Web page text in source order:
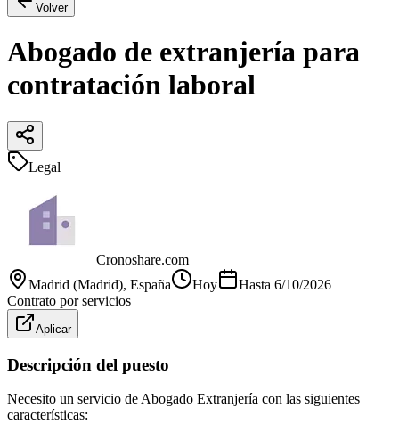
Volver
Abogado de extranjería para
contratación laboral
Legal
Cronoshare.com
Madrid (Madrid), España Hoy Hasta 6/10/2026
Contrato por servicios
Aplicar
Descripción del puesto
Necesito un servicio de Abogado Extranjería con las siguientes
características: